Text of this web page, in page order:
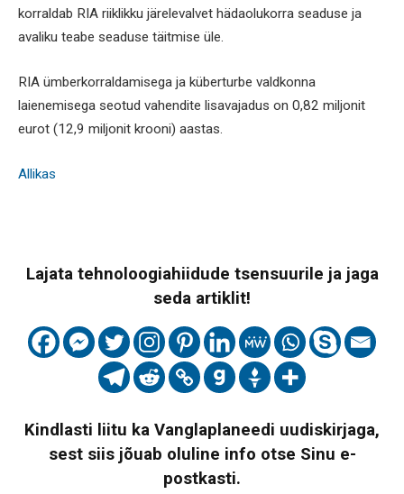
korraldab RIA riiklikku järelevalvet hädaolukorra seaduse ja
avaliku teabe seaduse täitmise üle.
RIA ümberkorraldamisega ja küberturbe valdkonna
laienemisega seotud vahendite lisavajadus on 0,82 miljonit
eurot (12,9 miljonit krooni) aastas.
Allikas
Lajata tehnoloogiahiidude tsensuurile ja jaga
seda artiklit!
Kindlasti liitu ka Vanglaplaneedi uudiskirjaga,
sest siis jõuab oluline info otse Sinu e-
postkasti.